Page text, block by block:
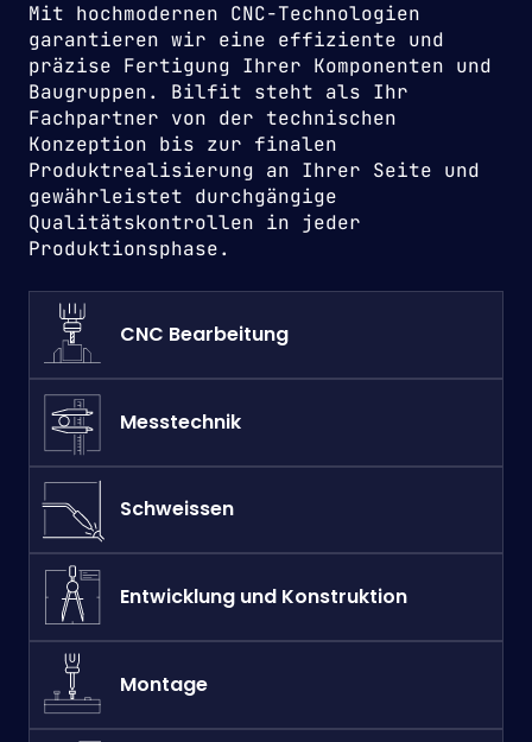
Mit hochmodernen CNC-Technologien
garantieren wir eine effiziente und
präzise Fertigung Ihrer Komponenten und
Baugruppen. Bilfit steht als Ihr
Fachpartner von der technischen
Konzeption bis zur finalen
Produktrealisierung an Ihrer Seite und
gewährleistet durchgängige
Qualitätskontrollen in jeder
Produktionsphase.
CNC Bearbeitung
Messtechnik
Schweissen
Entwicklung und Konstruktion
Montage